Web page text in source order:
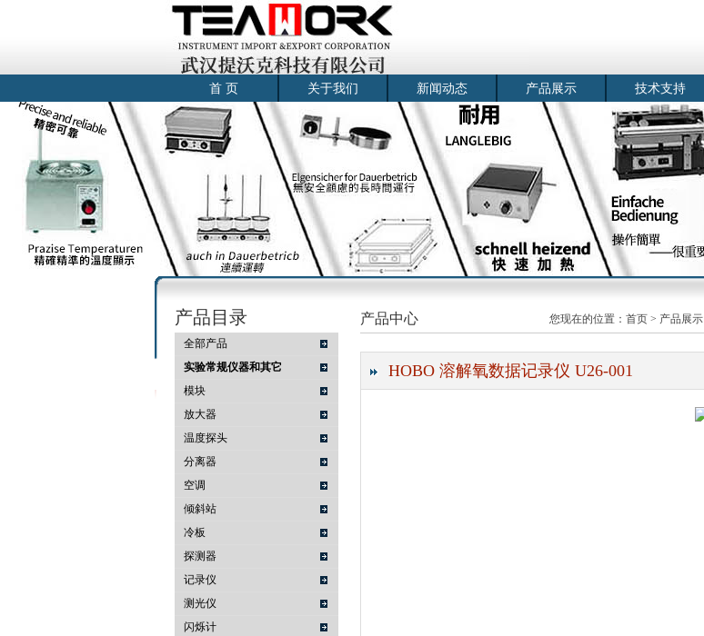
武汉提沃克科技有限公司
首 页 关于我们 新闻动态 产品展示 技术支持
产品目录
全部产品
实验常规仪器和其它
模块
放大器
温度探头
分离器
空调
倾斜站
冷板
探测器
记录仪
测光仪
闪烁计
产品中心 您现在的位置： 首页 > 产品展示
HOBO 溶解氧数据记录仪 U26-001